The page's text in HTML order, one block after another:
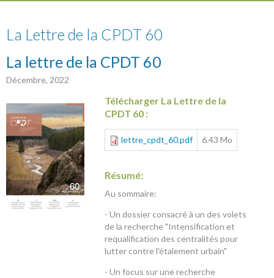
La Lettre de la CPDT 60
La lettre de la CPDT 60
Décembre, 2022
Télécharger La Lettre de la
CPDT 60 :
lettre_cpdt_60.pdf 6.43 Mo
Résumé:
Au sommaire:
- Un dossier consacré à un des volets
de la recherche "Intensification et
requalification des centralités pour
lutter contre l'étalement urbain"
- Un focus sur une recherche